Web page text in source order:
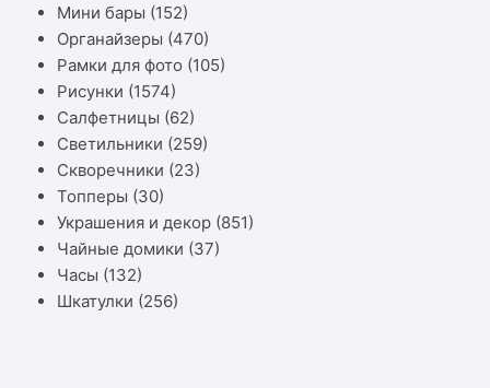
Мини бары (152)
Органайзеры (470)
Рамки для фото (105)
Рисунки (1574)
Салфетницы (62)
Светильники (259)
Скворечники (23)
Топперы (30)
Украшения и декор (851)
Чайные домики (37)
Часы (132)
Шкатулки (256)